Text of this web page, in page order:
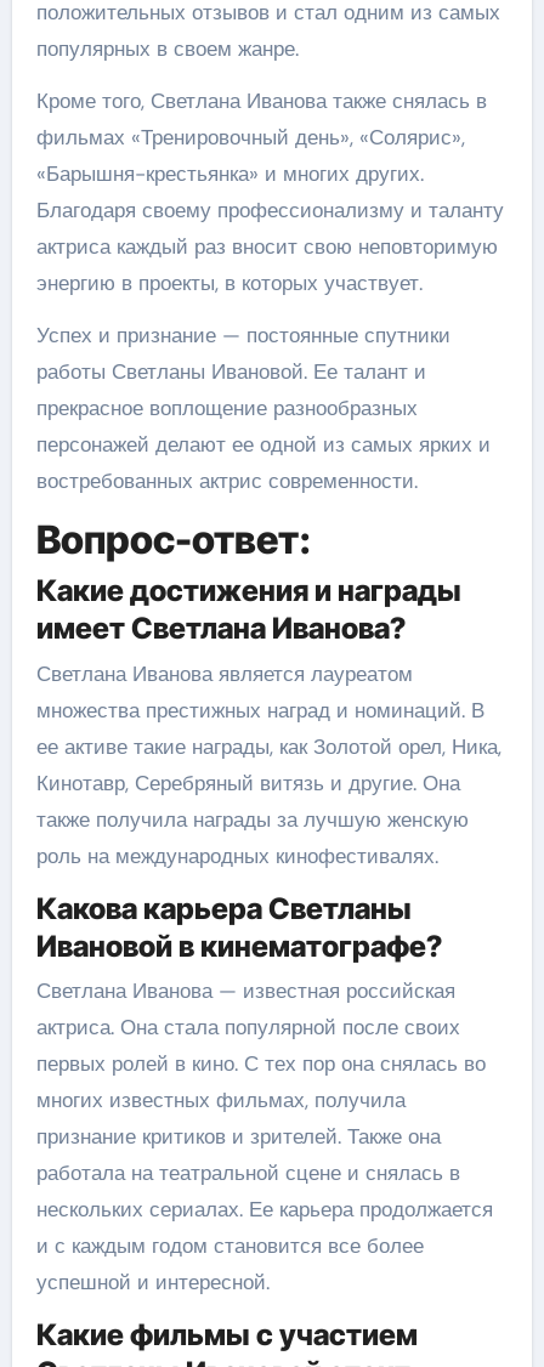
положительных отзывов и стал одним из самых
популярных в своем жанре.
Кроме того, Светлана Иванова также снялась в
фильмах «Тренировочный день», «Солярис»,
«Барышня-крестьянка» и многих других.
Благодаря своему профессионализму и таланту
актриса каждый раз вносит свою неповторимую
энергию в проекты, в которых участвует.
Успех и признание — постоянные спутники
работы Светланы Ивановой. Ее талант и
прекрасное воплощение разнообразных
персонажей делают ее одной из самых ярких и
востребованных актрис современности.
Вопрос-ответ:
Какие достижения и награды
имеет Светлана Иванова?
Светлана Иванова является лауреатом
множества престижных наград и номинаций. В
ее активе такие награды, как Золотой орел, Ника,
Кинотавр, Серебряный витязь и другие. Она
также получила награды за лучшую женскую
роль на международных кинофестивалях.
Какова карьера Светланы
Ивановой в кинематографе?
Светлана Иванова — известная российская
актриса. Она стала популярной после своих
первых ролей в кино. С тех пор она снялась во
многих известных фильмах, получила
признание критиков и зрителей. Также она
работала на театральной сцене и снялась в
нескольких сериалах. Ее карьера продолжается
и с каждым годом становится все более
успешной и интересной.
Какие фильмы с участием